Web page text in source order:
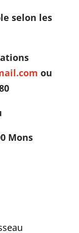
selon les
ou
Mons